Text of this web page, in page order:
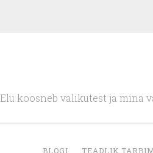
Elu koosneb valikutest ja mina
BLOGI TEADLIK